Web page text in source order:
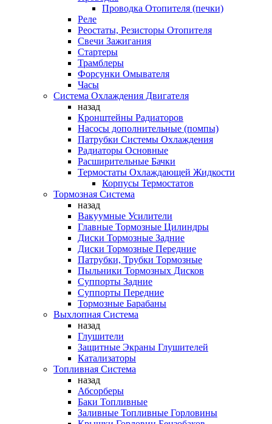
Проводка Отопителя (печки)
Реле
Реостаты, Резисторы Отопителя
Свечи Зажигания
Стартеры
Трамблеры
Форсунки Омывателя
Часы
Система Охлаждения Двигателя
назад
Кронштейны Радиаторов
Насосы дополнительные (помпы)
Патрубки Системы Охлаждения
Радиаторы Основные
Расширительные Бачки
Термостаты Охлаждающей Жидкости
Корпусы Термостатов
Тормозная Система
назад
Вакуумные Усилители
Главные Тормозные Цилиндры
Диски Тормозные Задние
Диски Тормозные Передние
Патрубки, Трубки Тормозные
Пыльники Тормозных Дисков
Суппорты Задние
Суппорты Передние
Тормозные Барабаны
Выхлопная Система
назад
Глушители
Защитные Экраны Глушителей
Катализаторы
Топливная Система
назад
Абсорберы
Баки Топливные
Заливные Топливные Горловины